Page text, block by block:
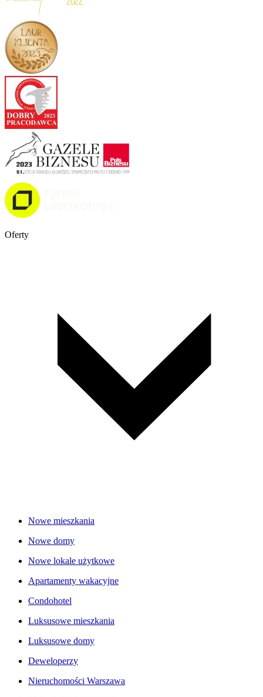
Oferty
Nowe mieszkania
Nowe domy
Nowe lokale użytkowe
Apartamenty wakacyjne
Condohotel
Luksusowe mieszkania
Luksusowe domy
Deweloperzy
Nieruchomości Warszawa